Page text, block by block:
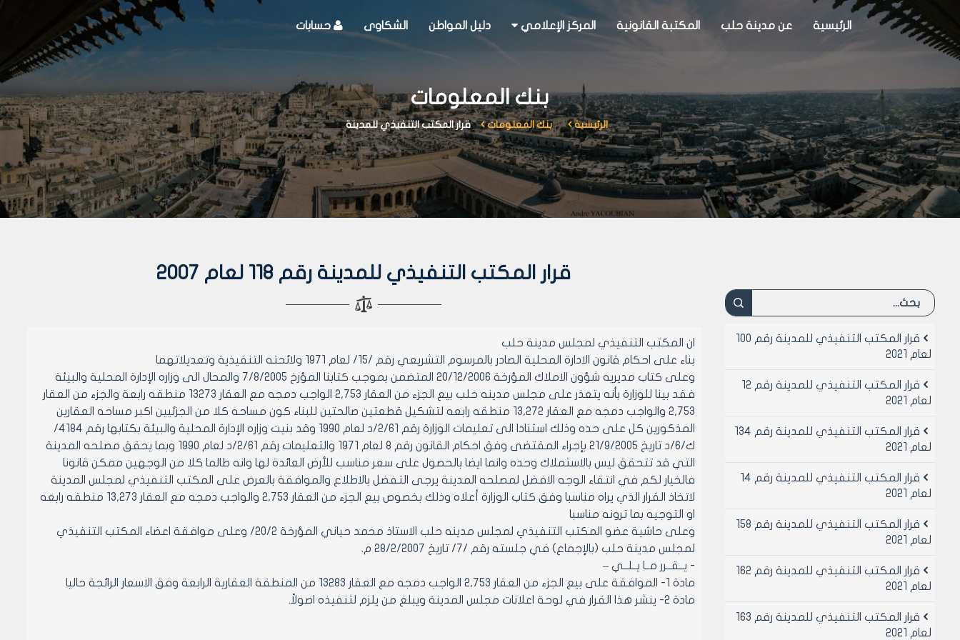
الرئيسية عن مدينة حلب المكتبة القانونية المركز الإعلامي دليل المواطن الشكاوى حسابات
بنك المعلومات
الرئيسية بنك المعلومات قرار المكتب التنفيذي للمدينة
قرار المكتب التنفيذي للمدينة رقم 118 لعام 2007
ان المكتب التنفيذي لمجلس مدينة حلب
بناء على احكام قانون الادارة المحلية الصادر بالمرسوم التشريعي رقم /15/ لعام 1971 ولائحته التنفيذية وتعديلاتهما
وعلى كتاب مديريه شؤون الاملاك المؤرخة 20/12/2006 المتضمن بموجب كتابنا المؤرخ 7/8/2005 والمحال الى وزاره الإدارة المحلية والبيئة
فقد بينا للوزارة بأنه يتعذر على مجلس مدينه حلب بيع الجزء من العقار 2,753 الواجب دمجه مع العقار 13273 منطقه رابعة والجزء من العقار
2,753 والواجب دمجه مع العقار 13,272 منطقه رابعه لتشكيل قطعتين صالحتين للبناء كون مساحه كلا من الجزئيين اكبر مساحه العقارين
المذكورين كل على حده وذلك استنادا الى تعليمات الوزارة رقم 2/61/د لعام 1990 وقد بنيت وزاره الإدارة المحلية والبيئة بكتابها رقم 4184/
ك/6/د تاريخ 21/9/2005 بإجراء المقتضى وفق احكام القانون رقم 8 لعام 1971 والتعليمات رقم 2/61/د لعام 1990 وبما يحقق مصلحه المدينة
التي قد تتحقق ليس بالاستملاك وحده وانما ايضا بالحصول على سعر مناسب للأرض العائدة لها وانه طالما كلا من الوجهين ممكن قانونا
فالخيار لكم في انتقاء الوجه الافضل لمصلحه المدينة يرجى التفضل بالاطلاع والموافقة بالعرض على المكتب التنفيذي لمجلس المدينة
لاتخاذ القرار الذي يراه مناسبا وفق كتاب الوزارة أعلاه وذلك بخصوص بيع الجزء من العقار 2,753 والواجب دمجه مع العقار 13,273 منطقه رابعه
او التوجيه بما ترونه مناسبا
وعلى حاشية عضو المكتب التنفيذي لمجلس مدينه حلب الاستاذ محمد حياني المؤرخة 20/2/ وعلى موافقة اعضاء المكتب التنفيذي
لمجلس مدينة حلب (بالإجماع) في جلسته رقم /7/ تاريخ 28/2/2007 م.
- يــقــرر مــا يــلــي –
مادة 1- الموافقة على بيع الجزء من العقار 2,753 الواجب دمجه مع العقار 13283 من المنطقة العقارية الرابعة وفق الاسعار الرائجة حاليا
مادة 2- ينشر هذا القرار في لوحة اعلانات مجلس المدينة ويبلغ من يلزم لتنفيذه اصولاً.
قرار المكتب التنفيذي للمدينة رقم 100
لعام 2021
قرار المكتب التنفيذي للمدينة رقم 12
لعام 2021
قرار المكتب التنفيذي للمدينة رقم 134
لعام 2021
قرار المكتب التنفيذي للمدينة رقم 14
لعام 2021
قرار المكتب التنفيذي للمدينة رقم 158
لعام 2021
قرار المكتب التنفيذي للمدينة رقم 162
لعام 2021
قرار المكتب التنفيذي للمدينة رقم 163
لعام 2021